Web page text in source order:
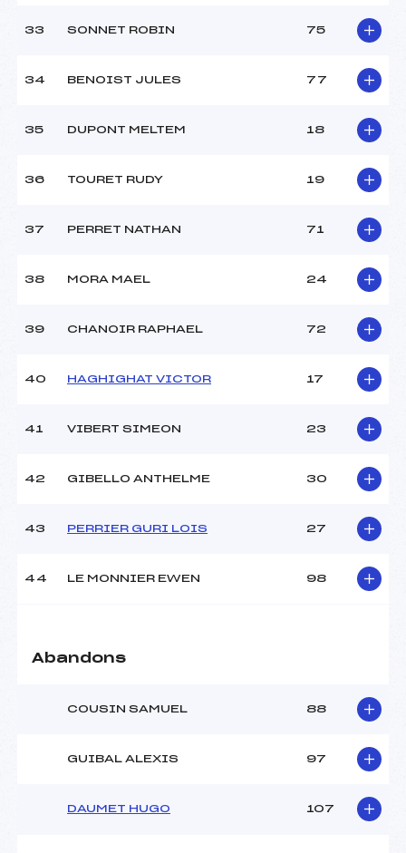
33 SONNET ROBIN 75
34 BENOIST JULES 77
35 DUPONT MELTEM 18
36 TOURET RUDY 19
37 PERRET NATHAN 71
38 MORA MAEL 24
39 CHANOIR RAPHAEL 72
40 HAGHIGHAT VICTOR 17
41 VIBERT SIMEON 23
42 GIBELLO ANTHELME 30
43 PERRIER GURI LOIS 27
44 LE MONNIER EWEN 98
Abandons
COUSIN SAMUEL 88
GUIBAL ALEXIS 97
DAUMET HUGO 107